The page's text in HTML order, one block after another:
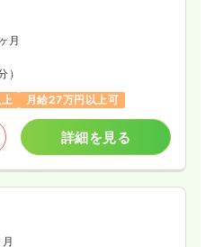
）
可
詳細を見る
月
）
月給27万円以上可
詳細を見る